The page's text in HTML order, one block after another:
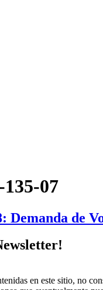
135-07
Demanda de
en este sitio, no